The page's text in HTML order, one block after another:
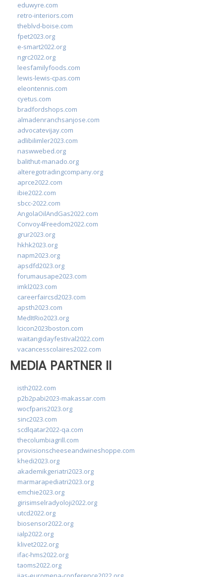
eduwyre.com
retro-interiors.com
theblvd-boise.com
fpet2023.org
e-smart2022.org
ngrc2022.org
leesfamilyfoods.com
lewis-lewis-cpas.com
eleontennis.com
cyetus.com
bradfordshops.com
almadenranchsanjose.com
advocatevijay.com
adlibilimler2023.com
naswwebed.org
balithut-manado.org
alteregotradingcompany.org
aprce2022.com
ibie2022.com
sbcc-2022.com
AngolaOilAndGas2022.com
Convoy4Freedom2022.com
grur2023.org
hkhk2023.org
napm2023.org
apsdfd2023.org
forumausape2023.com
imkl2023.com
careerfaircsd2023.com
apsth2023.com
MedItRio2023.org
lcicon2023boston.com
waitangidayfestival2022.com
vacancesscolaires2022.com
MEDIA PARTNER II
isth2022.com
p2b2pabi2023-makassar.com
wocfparis2023.org
sinc2023.com
scdlqatar2022-qa.com
thecolumbiagrill.com
provisionscheeseandwineshoppe.com
khedi2023.org
akademikgeriatri2023.org
marmarapediatri2023.org
emchie2023.org
girisimselradyoloji2022.org
utcd2022.org
biosensor2022.org
ialp2022.org
klivet2022.org
ifac-hms2022.org
taoms2022.org